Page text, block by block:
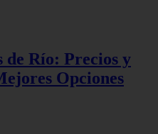
de Río: Precios y
Opciones